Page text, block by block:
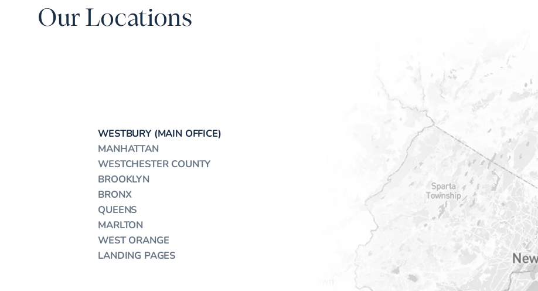
Our Locations
WESTBURY (MAIN OFFICE)
MANHATTAN
WESTCHESTER COUNTY
BROOKLYN
BRONX
QUEENS
MARLTON
WEST ORANGE
LANDING PAGES